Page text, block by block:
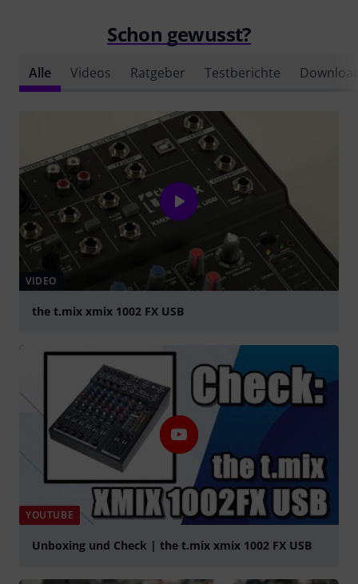
Schon gewusst?
Alle Videos Ratgeber Testberichte
VIDEO
the t.mix xmix 1002 FX USB
YOUTUBE
Unboxing und Check | the t.mix xmix 1002 FX USB